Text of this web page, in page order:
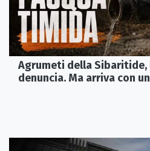
Agrumeti della Sibaritide,
denuncia. Ma arriva con